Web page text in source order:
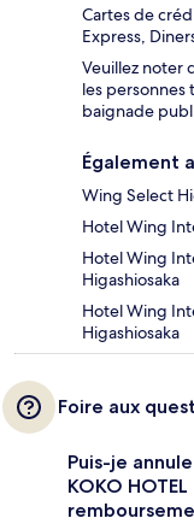
Cartes de
Express,
Veuillez noter
les personnes
baignade
Également
Wing Select
Hotel Wing
Hotel Wing
Higashiosaka
Hotel Wing
Higashiosaka
Foire aux
Puis-je
KOKO